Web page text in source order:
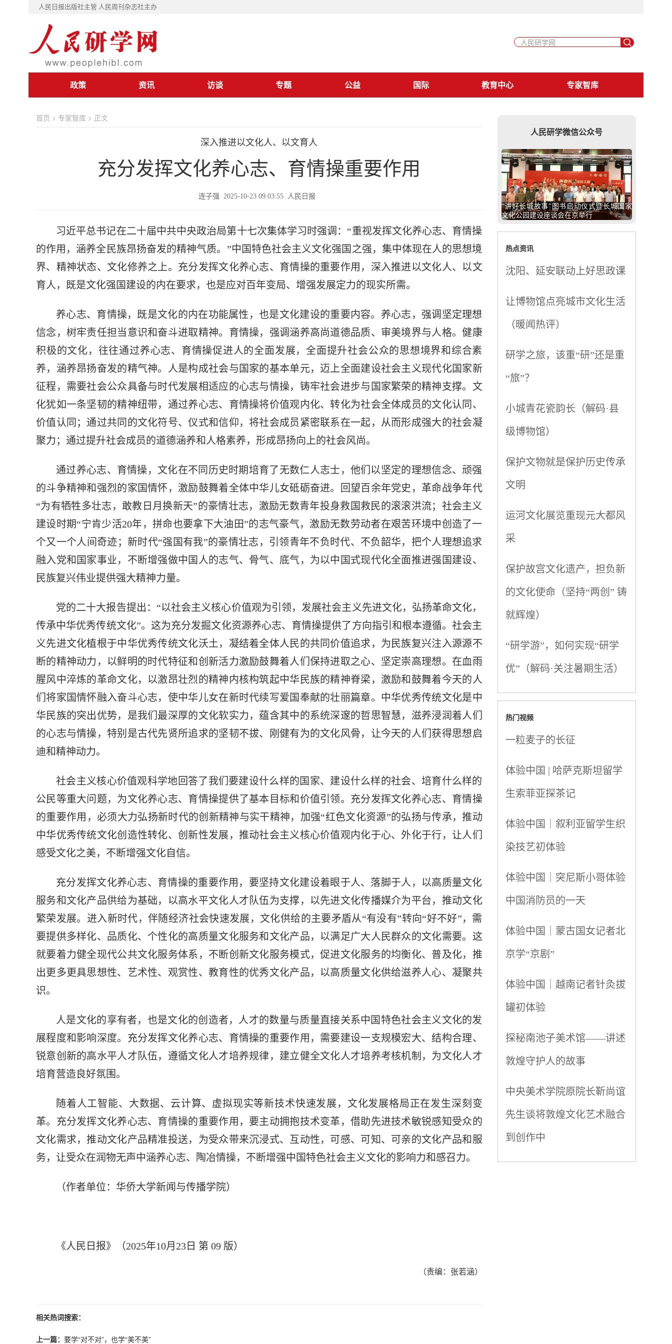
人民日报出版社主管 人民周刊杂志社主办
政策 资讯 访谈 专题 公益 国际 教育中心 专家智库
首页 > 专家智库 > 正文
深入推进以文化人、以文育人
充分发挥文化养心志、育情操重要作用
连子强 2025-10-23 09:03:55 人民日报
习近平总书记在二十届中共中央政治局第十七次集体学习时强调：“重视发挥文化养心志、育情操
的作用，涵养全民族昂扬奋发的精神气质。”中国特色社会主义文化强国之强，集中体现在人的思想境
界、精神状态、文化修养之上。充分发挥文化养心志、育情操的重要作用，深入推进以文化人、以文
育人，既是文化强国建设的内在要求，也是应对百年变局、增强发展定力的现实所需。
养心志、育情操，既是文化的内在功能属性，也是文化建设的重要内容。养心志，强调坚定理想
信念，树牢责任担当意识和奋斗进取精神。育情操，强调涵养高尚道德品质、审美境界与人格。健康
积极的文化，往往通过养心志、育情操促进人的全面发展，全面提升社会公众的思想境界和综合素
养，涵养昂扬奋发的精气神。人是构成社会与国家的基本单元，迈上全面建设社会主义现代化国家新
征程，需要社会公众具备与时代发展相适应的心志与情操，铸牢社会进步与国家繁荣的精神支撑。文
化犹如一条坚韧的精神纽带，通过养心志、育情操将价值观内化、转化为社会全体成员的文化认同、
价值认同；通过共同的文化符号、仪式和信仰，将社会成员紧密联系在一起，从而形成强大的社会凝
聚力；通过提升社会成员的道德涵养和人格素养，形成昂扬向上的社会风尚。
通过养心志、育情操，文化在不同历史时期培育了无数仁人志士，他们以坚定的理想信念、顽强
的斗争精神和强烈的家国情怀，激励鼓舞着全体中华儿女砥砺奋进。回望百余年党史，革命战争年代
“为有牺牲多壮志，敢教日月换新天”的豪情壮志，激励无数青年投身救国救民的滚滚洪流；社会主义
建设时期“宁肯少活20年，拼命也要拿下大油田”的志气豪气，激励无数劳动者在艰苦环境中创造了一
个又一个人间奇迹；新时代“强国有我”的豪情壮志，引领青年不负时代、不负韶华，把个人理想追求
融入党和国家事业，不断增强做中国人的志气、骨气、底气，为以中国式现代化全面推进强国建设、
民族复兴伟业提供强大精神力量。
党的二十大报告提出：“以社会主义核心价值观为引领，发展社会主义先进文化，弘扬革命文化，
传承中华优秀传统文化”。这为充分发掘文化资源养心志、育情操提供了方向指引和根本遵循。社会主
义先进文化植根于中华优秀传统文化沃土，凝结着全体人民的共同价值追求，为民族复兴注入源源不
断的精神动力，以鲜明的时代特征和创新活力激励鼓舞着人们保持进取之心、坚定崇高理想。在血雨
腥风中淬炼的革命文化，以激昂壮烈的精神内核构筑起中华民族的精神脊梁，激励和鼓舞着今天的人
们将家国情怀融入奋斗心志，使中华儿女在新时代续写爱国奉献的壮丽篇章。中华优秀传统文化是中
华民族的突出优势，是我们最深厚的文化软实力，蕴含其中的系统深邃的哲思智慧，滋养浸润着人们
的心志与情操，特别是古代先贤所追求的坚韧不拔、刚健有为的文化风骨，让今天的人们获得思想启
迪和精神动力。
社会主义核心价值观科学地回答了我们要建设什么样的国家、建设什么样的社会、培育什么样的
公民等重大问题，为文化养心志、育情操提供了基本目标和价值引领。充分发挥文化养心志、育情操
的重要作用，必须大力弘扬新时代的创新精神与实干精神，加强“红色文化资源”的弘扬与传承，推动
中华优秀传统文化创造性转化、创新性发展，推动社会主义核心价值观内化于心、外化于行，让人们
感受文化之美，不断增强文化自信。
充分发挥文化养心志、育情操的重要作用，要坚持文化建设着眼于人、落脚于人，以高质量文化
服务和文化产品供给为基础，以高水平文化人才队伍为支撑，以先进文化传播媒介为平台，推动文化
繁荣发展。进入新时代，伴随经济社会快速发展，文化供给的主要矛盾从“有没有”转向“好不好”，需
要提供多样化、品质化、个性化的高质量文化服务和文化产品，以满足广大人民群众的文化需要。这
就要着力健全现代公共文化服务体系，不断创新文化服务模式，促进文化服务的均衡化、普及化，推
出更多更具思想性、艺术性、观赏性、教育性的优秀文化产品，以高质量文化供给滋养人心、凝聚共
识。
人是文化的享有者，也是文化的创造者，人才的数量与质量直接关系中国特色社会主义文化的发
展程度和影响深度。充分发挥文化养心志、育情操的重要作用，需要建设一支规模宏大、结构合理、
锐意创新的高水平人才队伍，遵循文化人才培养规律，建立健全文化人才培养考核机制，为文化人才
培育营造良好氛围。
随着人工智能、大数据、云计算、虚拟现实等新技术快速发展，文化发展格局正在发生深刻变
革。充分发挥文化养心志、育情操的重要作用，要主动拥抱技术变革，借助先进技术敏锐感知受众的
文化需求，推动文化产品精准投送，为受众带来沉浸式、互动性，可感、可知、可亲的文化产品和服
务，让受众在润物无声中涵养心志、陶冶情操，不断增强中国特色社会主义文化的影响力和感召力。
（作者单位：华侨大学新闻与传播学院）
《人民日报》（2025年10月23日 第 09 版）
（责编：张若涵）
相关热词搜索：
上一篇： 要学“对不对”，也学“美不美”
人民研学微信公众号
“讲好长城故事”图书启动仪式暨长城国家
文化公园建设座谈会在京举行
热点资讯
沈阳、延安联动上好思政课
让博物馆点亮城市文化生活
（暖闻热评）
研学之旅，该重“研”还是重
“旅”？
小城青花瓷韵长（解码·县
级博物馆）
保护文物就是保护历史传承
文明
运河文化展览重现元大都风
采
保护故宫文化遗产，担负新
的文化使命（坚持“两创” 铸
就辉煌）
“研学游”，如何实现“研学
优”（解码·关注暑期生活）
热门视频
一粒麦子的长征
体验中国 | 哈萨克斯坦留学
生索菲亚探茶记
体验中国｜叙利亚留学生织
染技艺初体验
体验中国｜突尼斯小哥体验
中国消防员的一天
体验中国｜蒙古国女记者北
京学“京剧”
体验中国｜越南记者针灸拔
罐初体验
探秘南池子美术馆——讲述
敦煌守护人的故事
中央美术学院原院长靳尚谊
先生谈将敦煌文化艺术融合
到创作中